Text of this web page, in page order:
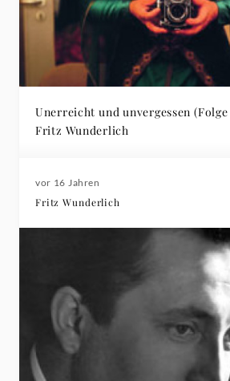
Unerreicht und unvergessen
Fritz Wunderlich
vor 16 Jahren
Fritz Wunderlich